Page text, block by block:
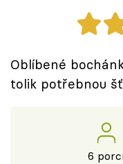
Speciál: Cuketa
Těhotnej
Sledujte prima+
Oblíbené
tolik potřebnou
6